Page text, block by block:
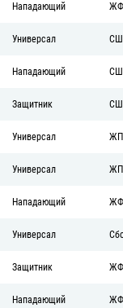
Нападающий
Универсал СШ
Нападающий СШ
Защитник СШ
Универсал
Универсал
Нападающий
Универсал
Защитник
Нападающий